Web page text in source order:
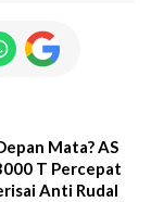
Mata? AS
T Percepat
Anti Rudal